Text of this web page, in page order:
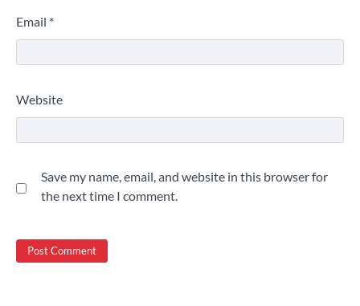
Email *
Website
Save my name, email, and website in this browser for
the next time I comment.